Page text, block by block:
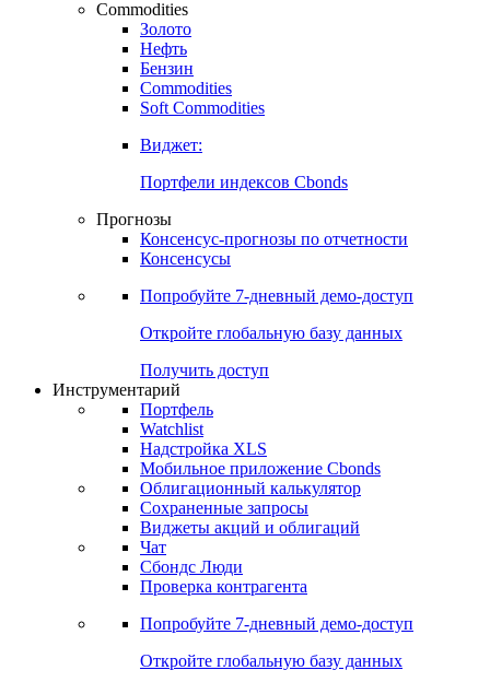
Commodities
Золото
Нефть
Бензин
Commodities
Soft Commodities
Виджет:
Портфели индексов Cbonds
Прогнозы
Консенсус-прогнозы по отчетности
Консенсусы
Попробуйте 7-дневный демо-доступ
Откройте глобальную базу данных
Получить доступ
Инструментарий
Портфель
Watchlist
Надстройка XLS
Мобильное приложение Cbonds
Облигационный калькулятор
Сохраненные запросы
Виджеты акций и облигаций
Чат
Сбондс Люди
Проверка контрагента
Попробуйте 7-дневный демо-доступ
Откройте глобальную базу данных